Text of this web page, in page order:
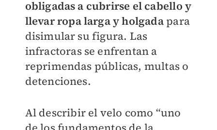
obligadas a cubrirse el cabello y
llevar ropa larga y holgadapara
disimular su figura. Las
infractoras se enfrentan a
reprimendas públicas, multas o
detenciones.
Al describir el velo como “uno